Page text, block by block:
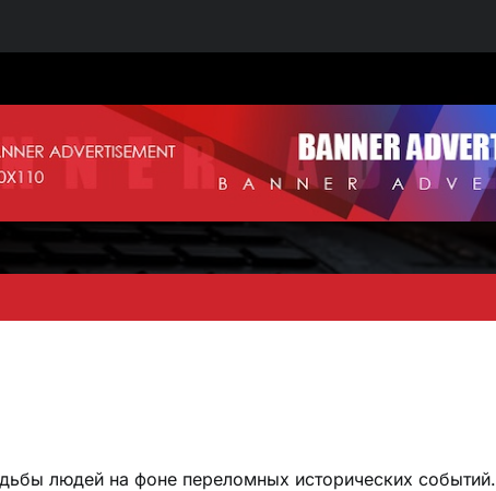
людей на фоне переломных исторических событий.